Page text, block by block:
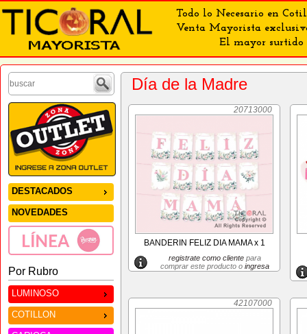
Todo lo Necesario en
Venta Mayorista
El mayor surtido
DESTACADOS
NOVEDADES
Por Rubro
LUMINOSO
COTILLON
Día de la Madre
20713000
BANDERIN FELIZ DIA MAMA x 1
registrate como clientepara
comprar este producto o ingresa
42107000